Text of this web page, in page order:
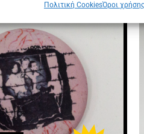
Πολιτική CookiesΌροι